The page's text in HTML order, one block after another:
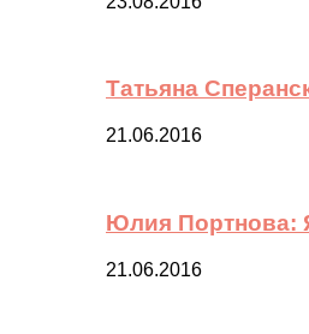
Татьяна
21.06.2016
Юлия Портнова:
21.06.2016